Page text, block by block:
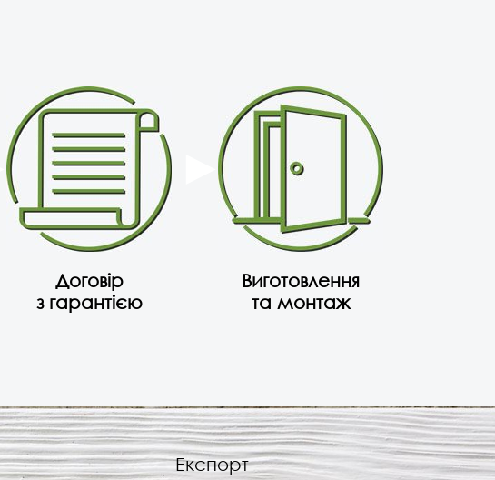
Договір
з гарантією
Виготовлення
та монтаж
Експорт